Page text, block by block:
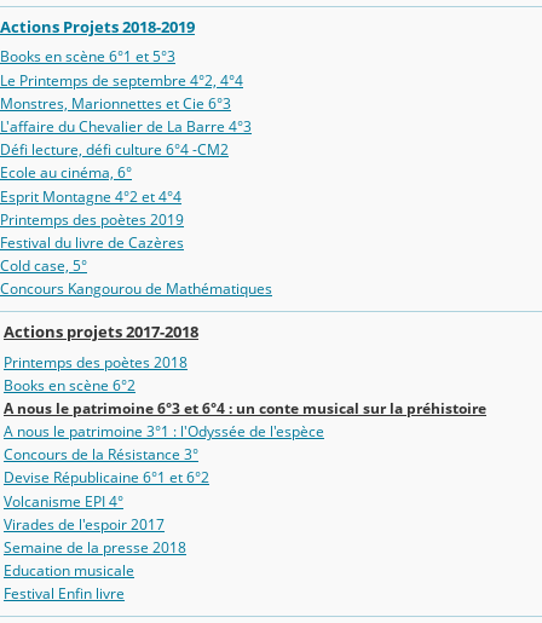
Actions Projets 2018-2019
Books en scène 6°1 et 5°3
Le Printemps de septembre 4°2, 4°4
Monstres, Marionnettes et Cie 6°3
L'affaire du Chevalier de La Barre 4°3
Défi lecture, défi culture 6°4 -CM2
Ecole au cinéma, 6°
Esprit Montagne 4°2 et 4°4
Printemps des poètes 2019
Festival du livre de Cazères
Cold case, 5°
Concours Kangourou de Mathématiques
Actions projets 2017-2018
Printemps des poètes 2018
Books en scène 6°2
A nous le patrimoine 6°3 et 6°4 : un conte musical sur la préhistoire
A nous le patrimoine 3°1 : l'Odyssée de l'espèce
Concours de la Résistance 3°
Devise Républicaine 6°1 et 6°2
Volcanisme EPI 4°
Virades de l'espoir 2017
Semaine de la presse 2018
Education musicale
Festival Enfin livre